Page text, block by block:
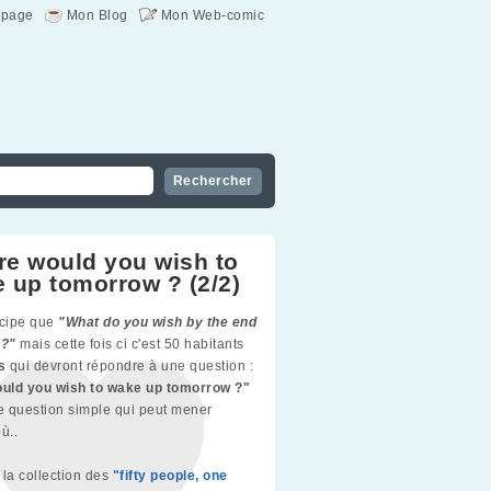
Mon Web-comic
Mon Blog
would you wish to
up tomorrow ? (2/2)
que "What do you wish by the end
mais cette fois ci c'est 50 habitants
qui devront répondre à une question :
you wish to wake up tomorrow ?"
question simple qui peut mener
collection des "fifty people, one